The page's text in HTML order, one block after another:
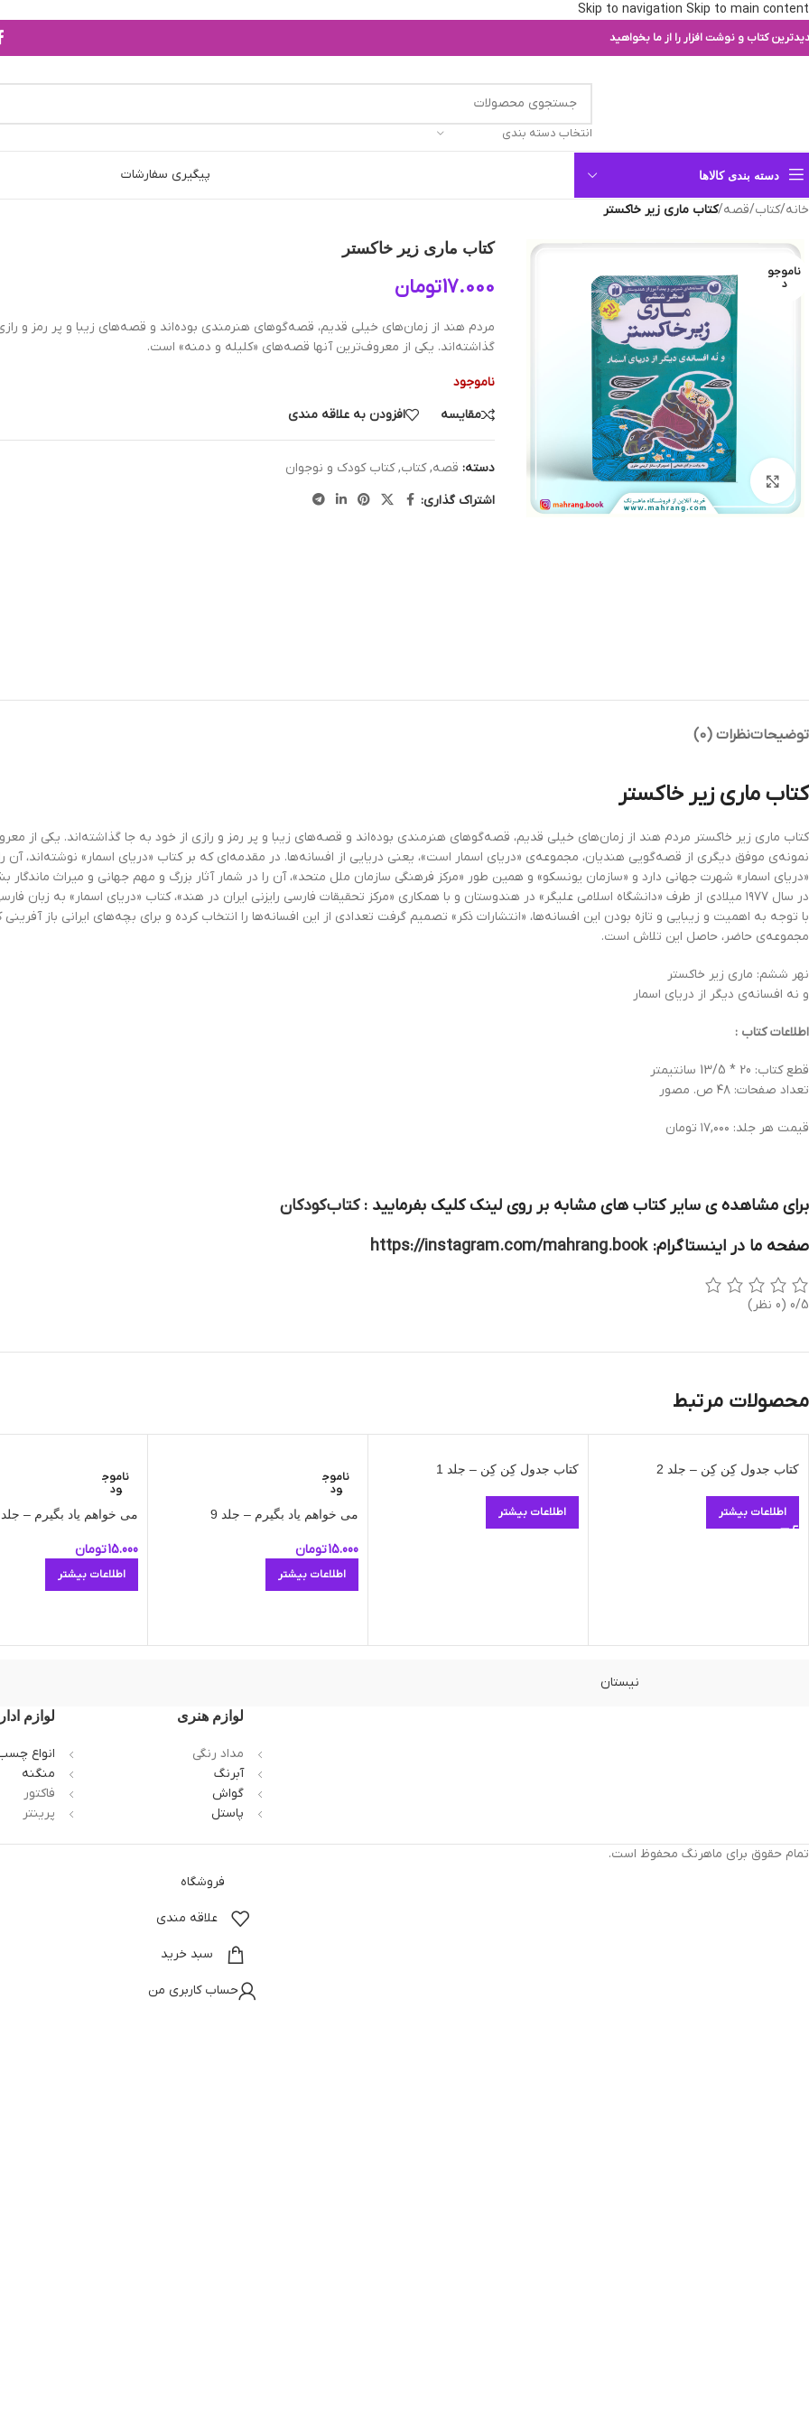
Skip to navigation Skip to main content
کتاب و نوشت افزار را از ما بخواهید
انتخاب دسته بندی
دسته بندی کالاها پیگیری سفارشات
خانه/کتاب/قصه/کتاب ماری زیر خاکستر
ناموجو
د
بزرگنمایی تصویر
کتاب ماری زیر خاکستر
17.000تومان
مردم هند از زمان‌های خیلی قدیم، قصه‌گوهای هنرمندی بوده‌اند و قصه‌های زیبا و پر رمز و
گذاشته‌اند. یکی از معروف‌ترین آنها قصه‌های «کلیله و دمنه» است.
ناموجود
مقایسه
افزودن به علاقه مندی
دسته: قصه, کتاب, کتاب کودک و نوجوان
اشتراک گذاری:
توضیحاتنظرات (0)
کتاب ماری زیر خاکستر
کتاب ماری زیر خاکستر مردم هند از زمان‌های خیلی قدیم، قصه‌گوهای هنرمندی بوده‌اند و قصه‌های زیبا و پر رمز و رازی از خود به جا گذاشته‌اند. یکی از
نمونه‌ی موفق دیگری از قصه‌گویی هندیان، مجموعه‌ی «دریای اسمار است»، یعنی دریایی از افسانه‌ها. در مقدمه‌ای که بر کتاب «دریای اسمار» نوشته‌اند، آن را
«دریای اسمار» شهرت جهانی دارد و «سازمان یونسکو» و همین طور «مرکز فرهنگی سازمان ملل متحد»، آن را در شمار آثار بزرگ و مهم جهانی و میراث ماندگار
در سال ۱۹۷۷ میلادی از طرف «دانشگاه اسلامی علیگر» در هندوستان و با همکاری «مرکز تحقیقات فارسی رایزنی ایران در هند»، کتاب «دریای اسمار» به زبان فارسی قدیم به چاپ رسید.
با توجه به اهمیت و زیبایی و تازه بودن این افسانه‌ها، «انتشارات ذکر» تصمیم گرفت تعدادی از این افسانه‌ها را انتخاب کرده و برای بچه‌های ایرانی باز آفرینی
مجموعه‌ی حاضر، حاصل این تلاش است.
نهر ششم: ماری زیر خاکستر
و نه افسانه‌ی دیگر از دریای اسمار
اطلاعات کتاب :
قطع کتاب: 20 * 13/5 سانتیمتر
تعداد صفحات: ۴۸ ص. مصور
قیمت هر جلد: ۱۷,۰۰۰ تومان
برای مشاهده ی سایر کتاب های مشابه بر روی لینک کلیک بفرمایید :کتاب کودکان
صفحه ما در اینستاگرام:https://instagram.com/mahrang.book
0/5 (0 نظر)
محصولات مرتبط
کتاب جدول کِن کِن – جلد 2
اطلاعات بیشتر
کتاب جدول کِن کِن – جلد 1
اطلاعات بیشتر
ناموج
ود
می خواهم یاد بگیرم – جلد 9
15.000تومان
اطلاعات بیشتر
ناموج
ود
می خواهم یاد بگیرم – جلد 5
15.000تومان
اطلاعات بیشتر
نیستان
لوازم هنری
مداد رنگی
آبرنگ
گواش
پاستل
لوازم
انواع
منگنه
فاکتور
پرینتر
تمام حقوق برای ماهرنگ محفوظ است.
فروشگاه
علاقه مندی
سبد خرید
حساب کاربری من